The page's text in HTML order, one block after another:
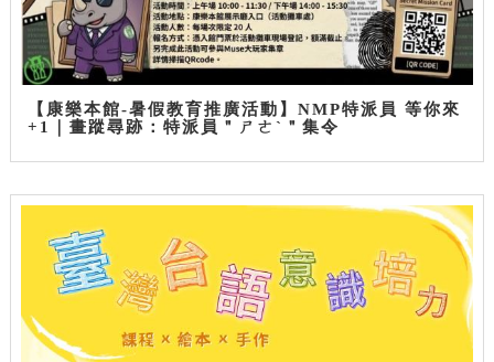
【康樂本館-暑假教育推廣活動】NMP特派員 等你來
+1｜畫蹤尋跡：特派員＂ㄕㄜˋ＂集令